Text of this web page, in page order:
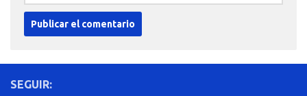
SEGUIR: